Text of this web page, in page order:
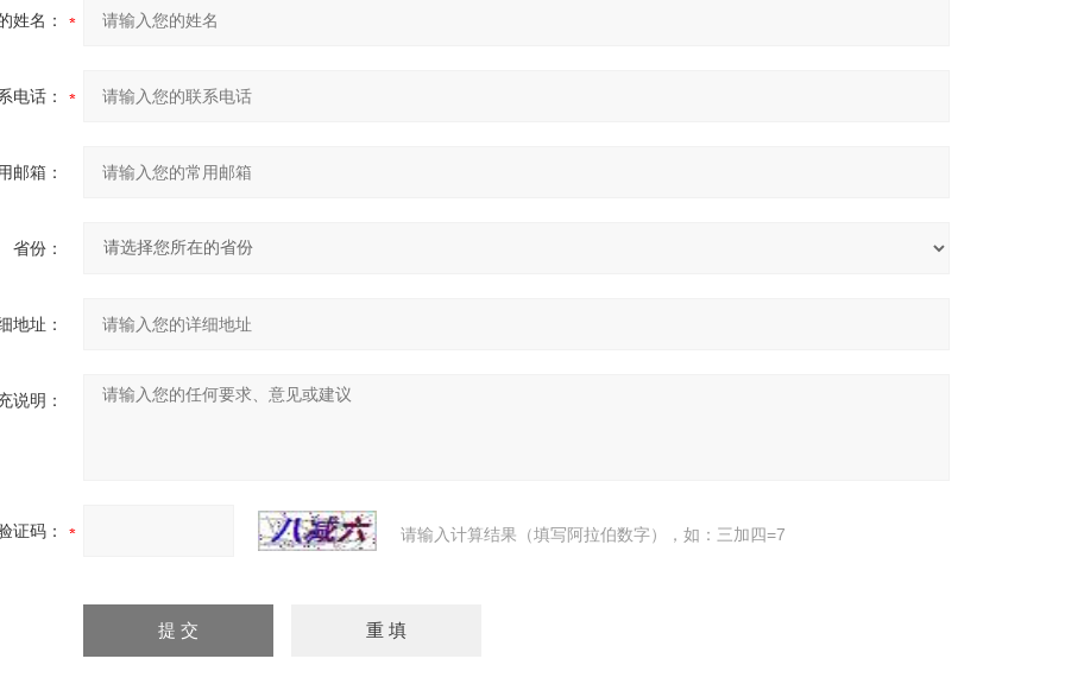
姓名：
电话：
邮箱：
省份：
地址：
说明：
证码： 请输入计算结果（填写阿拉伯数字），如：三加四=7